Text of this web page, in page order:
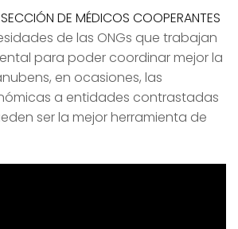
SECCIÓN DE MÉDICOS COOPERANTES
de las ONGs que trabajan
para poder coordinar mejor la
en ocasiones, las
a entidades contrastadas
ser la mejor herramienta de